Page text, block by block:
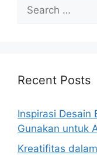
Recent Posts
Inspirasi Desain
Gunakan untuk
Kreatifitas